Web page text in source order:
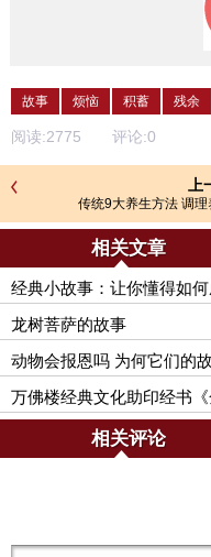
故事 烦恼 积蓄 残余
阅读:2775 评论:0
传统9大养生方法 调理
相关文章
经典小故事：让你懂得如
龙树菩萨的故事
动物会报恩吗 为何它们的
万佛楼经典文化助印经书
破魔障
相关评论